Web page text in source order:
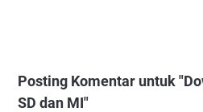
Posting Komentar untuk
SD dan MI"